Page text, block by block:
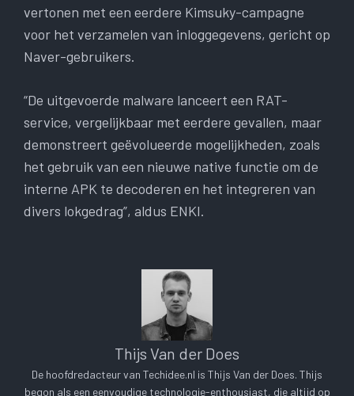
vertonen met een eerdere Kimsuky-campagne
voor het verzamelen van inloggegevens, gericht op
Naver-gebruikers.
“De uitgevoerde malware lanceert een RAT-
service, vergelijkbaar met eerdere gevallen, maar
demonstreert geëvolueerde mogelijkheden, zoals
het gebruik van een nieuwe native functie om de
interne APK te decoderen en het integreren van
divers lokgedrag”, aldus ENKI.
Thijs Van der Does
De hoofdredacteur van Techidee.nl is Thijs Van der Does. Thijs
begon als een eenvoudige technologie-enthousiast, die altijd op